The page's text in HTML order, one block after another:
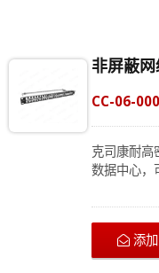
非屏蔽
CC-06-
克司康耐高
数据中心，
挂式安装中
视频模块、
条理的信
题。我们的
添加